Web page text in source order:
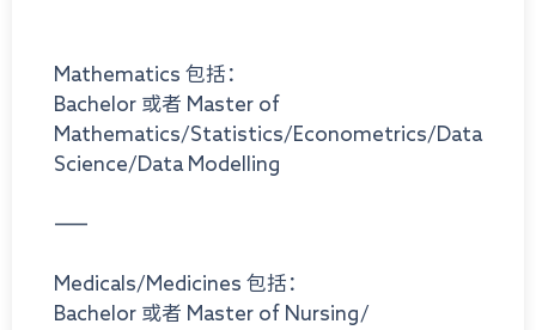
Mathematics 包括：
Bachelor 或者 Master of
Mathematics/Statistics/Econometrics/Data
Science/Data Modelling
——
Medicals/Medicines 包括：
Bachelor 或者 Master of Nursing/